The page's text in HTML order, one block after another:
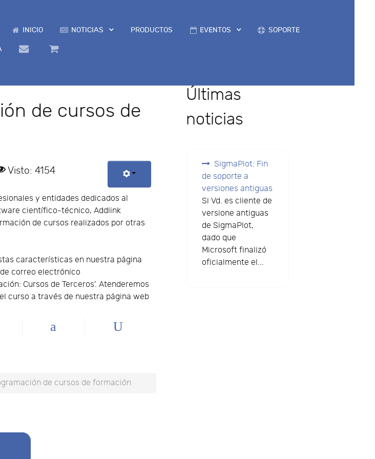
INICIO NOTICIAS PRODUCTOS EVENTOS SOPORTE
de cursos de
Visto: 4154
y entidades dedicados al
científico-técnico, Addlink
de cursos realizados por otras
características en nuestra página
correo electrónico
Cursos de Terceros'. Atenderemos
curso a través de nuestra página web
de cursos de formación
Últimas
noticias
SigmaPlot: Fin
de soporte a
versiones antiguas
Si Vd. es cliente de
versione antiguas
de SigmaPlot,
dado que
Microsoft finalizó
oficialmente el...